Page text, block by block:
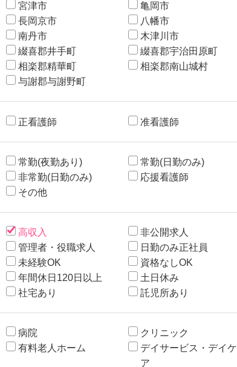
宮津市
亀岡市
長岡京市
八幡市
南丹市
木津川市
綴喜郡井手町
綴喜郡宇治田原町
相楽郡精華町
相楽郡南山城村
与謝郡与謝野町
正看護師 准看護師
常勤(夜勤あり) 常勤(日勤のみ)
非常勤(日勤のみ)
応援看護師
その他
高収入 非公開求人
管理者・役職求人
日勤のみ正社員
未経験OK
資格なしOK
年間休日120日以上
土日休み
社宅あり
託児所あり
病院 クリニック
有料老人ホーム
デイサービス・デイケ
ア